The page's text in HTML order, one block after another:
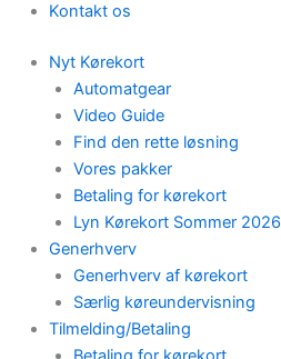
Kontakt os
Nyt Kørekort
Automatgear
Video Guide
Find den rette løsning
Vores pakker
Betaling for kørekort
Lyn Kørekort Sommer 2026
Generhverv
Generhverv af kørekort
Særlig køreundervisning
Tilmelding/Betaling